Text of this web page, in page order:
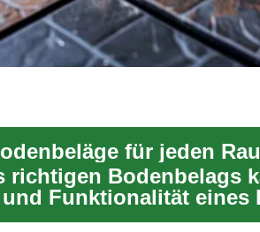
für jeden
richtigen Bodenbelags
Funktionalität eines
Von d...